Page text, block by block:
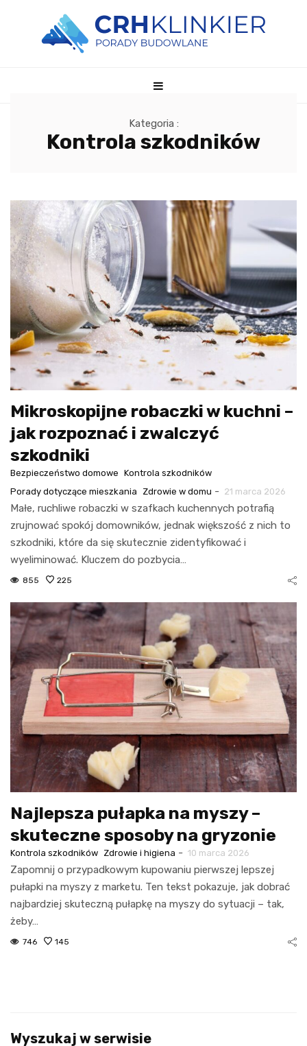
Kategoria :
Kontrola szkodników
Mikroskopijne robaczki w kuchni –
jak rozpoznać i zwalczyć
szkodniki
Bezpieczeństwo domowe Kontrola szkodników
Porady dotyczące mieszkania
Zdrowie w domu - 21 marca 2026
Małe, ruchliwe robaczki w szafkach kuchennych potrafią
zrujnować spokój domowników, jednak większość z nich to
szkodniki, które da się skutecznie zidentyfikować i
wyeliminować. Kluczem do pozbycia…
855 225
Najlepsza pułapka na myszy –
skuteczne sposoby na gryzonie
Kontrola szkodników Zdrowie i higiena - 10 marca 2026
Zapomnij o przypadkowym kupowaniu pierwszej lepszej
pułapki na myszy z marketu. Ten tekst pokazuje, jak dobrać
najbardziej skuteczną pułapkę na myszy do sytuacji – tak,
żeby…
746 145
Wyszukaj w serwisie